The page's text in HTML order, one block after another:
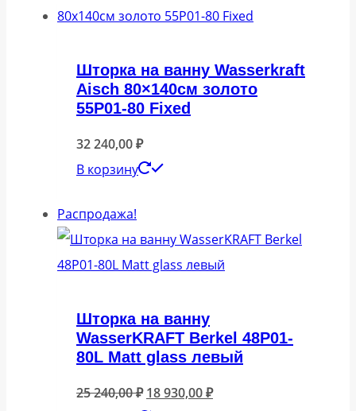
Шторка на ванну Wasserkraft
Aisch 80×140см золото
55P01-80 Fixed
32 240,00₽
В корзину
Распродажа!
Шторка на ванну
WasserKRAFT Berkel 48P01-
80L Matt glass левый
25 240,00₽ Первоначальная
18 930,00₽Текущая